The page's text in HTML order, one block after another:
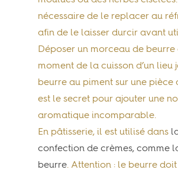
nécessaire de le replacer au
afin de le laisser durcir avant
Déposer un morceau de beurre
moment de la cuisson d’un lieu
beurre au piment sur une pièce
est le secret pour ajouter une
aromatique incomparable.
En pâtisserie, il est utilisé dans
confection de crèmes, comme
beurre. Attention : le beurre